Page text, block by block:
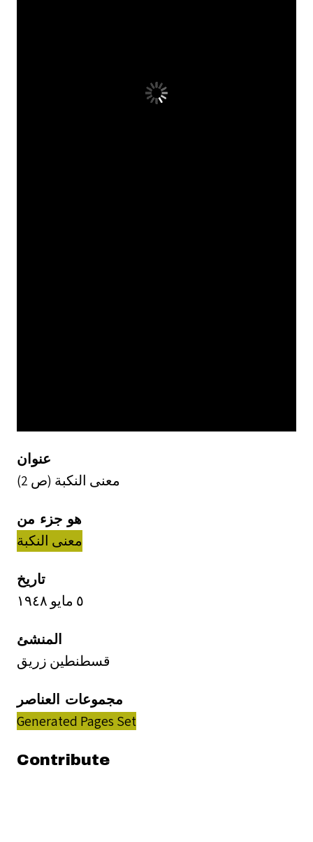
عنوان
معنى النكبة (ص 2)
هو جزء من
معنى النكبة
تاريخ
٥ مايو ١٩٤٨
المنشئ
قسطنطين زريق
مجموعات العناصر
Generated Pages Set
Contribute